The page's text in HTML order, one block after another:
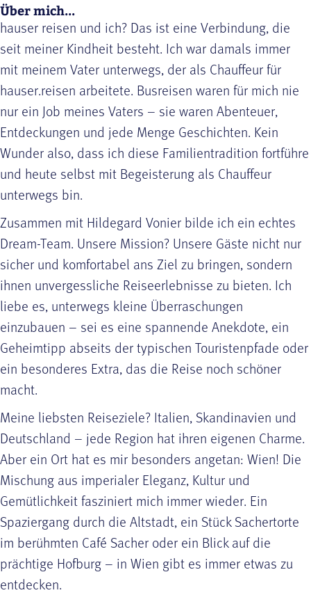
Über mich...
hauser reisen und ich? Das ist eine Verbindung, die
seit meiner Kindheit besteht. Ich war damals immer
mit meinem Vater unterwegs, der als Chauffeur für
hauser.reisen arbeitete. Busreisen waren für mich nie
nur ein Job meines Vaters – sie waren Abenteuer,
Entdeckungen und jede Menge Geschichten. Kein
Wunder also, dass ich diese Familientradition fortführe
und heute selbst mit Begeisterung als Chauffeur
unterwegs bin.
Zusammen mit Hildegard Vonier bilde ich ein echtes
Dream-Team. Unsere Mission? Unsere Gäste nicht nur
sicher und komfortabel ans Ziel zu bringen, sondern
ihnen unvergessliche Reiseerlebnisse zu bieten. Ich
liebe es, unterwegs kleine Überraschungen
einzubauen – sei es eine spannende Anekdote, ein
Geheimtipp abseits der typischen Touristenpfade oder
ein besonderes Extra, das die Reise noch schöner
macht.
Meine liebsten Reiseziele? Italien, Skandinavien und
Deutschland – jede Region hat ihren eigenen Charme.
Aber ein Ort hat es mir besonders angetan: Wien! Die
Mischung aus imperialer Eleganz, Kultur und
Gemütlichkeit fasziniert mich immer wieder. Ein
Spaziergang durch die Altstadt, ein Stück Sachertorte
im berühmten Café Sacher oder ein Blick auf die
prächtige Hofburg – in Wien gibt es immer etwas zu
entdecken.